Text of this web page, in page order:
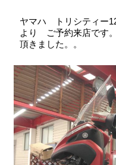
ヤマハ トリシティー
より ご予約来店です
頂きました。。